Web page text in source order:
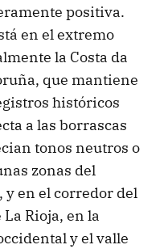
positiva.
en el extremo
la Costa da
que mantiene
históricos
a las borrascas
tonos neutros o
zonas del
en el corredor del
Rioja, en la
y el valle